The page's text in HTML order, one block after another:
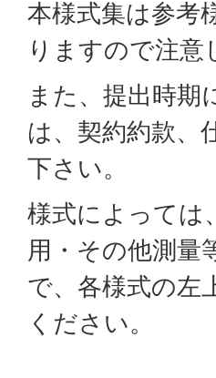
本様式集は参考
りますので注意
また、提出時期
は、契約約款、
下さい。
様式によっては
用・その他測量
で、各様式の左
ください。